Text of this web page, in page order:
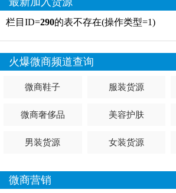
栏目ID=290的表不存在(操作类型=1)
火爆微商频道查询
微商鞋子 服装货源
微商奢侈品 美容护肤
男装货源 女装货源
微商营销